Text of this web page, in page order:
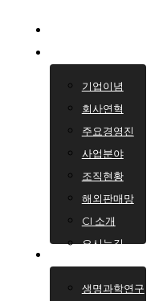
기업이념
회사연혁
주요경영진
사업분야
조직현황
해외판매망
CI 소개
오시는길
생명과학연구